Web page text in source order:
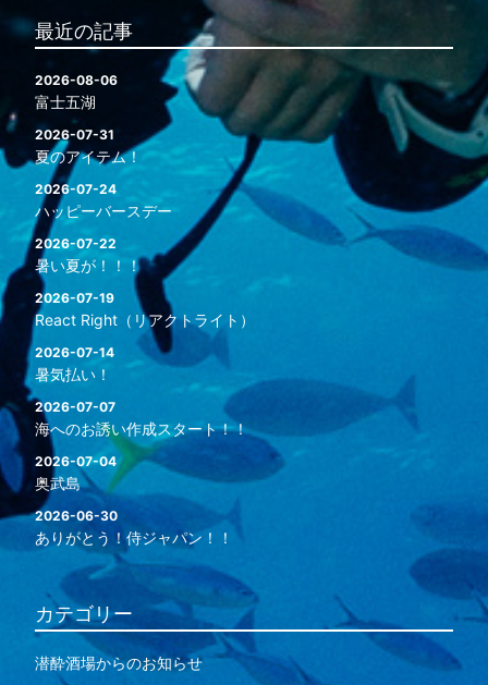
最近の記事
2026-08-06
富士五湖
2026-07-31
夏のアイテム！
2026-07-24
ハッピーバースデー
2026-07-22
暑い夏が！！！
2026-07-19
React Right（リアクトライト）
2026-07-14
暑気払い！
2026-07-07
海へのお誘い作成スタート！！
2026-07-04
奥武島
2026-06-30
ありがとう！侍ジャパン！！
カテゴリー
潜酔酒場からのお知らせ